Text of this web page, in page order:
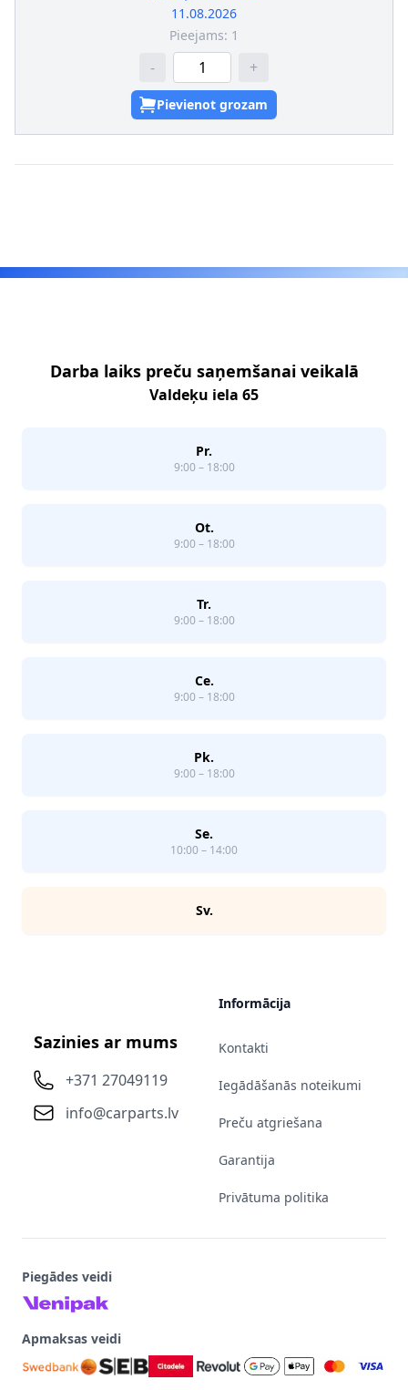
11.08.2026
Pieejams: 1
- +
Pievienot grozam
Darba laiks preču saņemšanai veikalā
Valdeķu iela 65
Pr.
9:00 – 18:00
Ot.
9:00 – 18:00
Tr.
9:00 – 18:00
Ce.
9:00 – 18:00
Pk.
9:00 – 18:00
Se.
10:00 – 14:00
Sv.
Sazinies ar mums
+371 27049119
info@carparts.lv
Informācija
Kontakti
Iegādāšanās noteikumi
Preču atgriešana
Garantija
Privātuma politika
Piegādes veidi
Apmaksas veidi